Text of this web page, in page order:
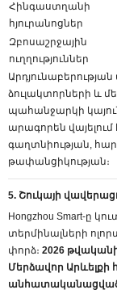
Հինգաստղանի
հյուրանոցներ
Զբոսաշրջային
ուղղություններ
Արդյունաբերության
ձուլակտորների և
պահանջարկի
արագորեն վայելում
գաղտնիության,
թափանցիկության։
5. Շուկայի
Hongzhou Smart-ը
տերմինալների
փորձ։ 2026
Մերձավոր
անհատականացված